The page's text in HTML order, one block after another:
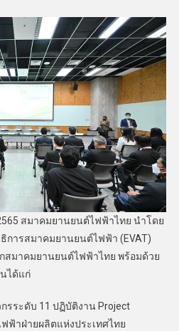
สมาคมยานยนต์ไฟฟ้าไทย นำโดย
การสมาคมยานยนต์ไฟฟ้า (EVAT)
มาคมยานยนต์ไฟฟ้าไทย พร้อมด้วย
ได้แก่
ระดับ 11 ปฏิบัติงาน Project
ฟฟ้าฝ่ายผลิตแห่งประเทศไทย